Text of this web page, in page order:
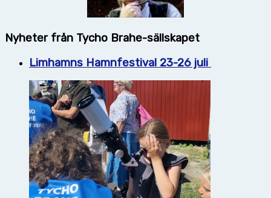
Nyheter från Tycho Brahe-sällskapet
Limhamns Hamnfestival 23-26 juli